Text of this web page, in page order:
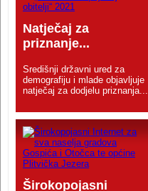
Natječaj za
priznanje...
Središnji državni ured za
demografiju i mlade objavljuje
natječaj za dodjelu priznanja...
Širokopojasni